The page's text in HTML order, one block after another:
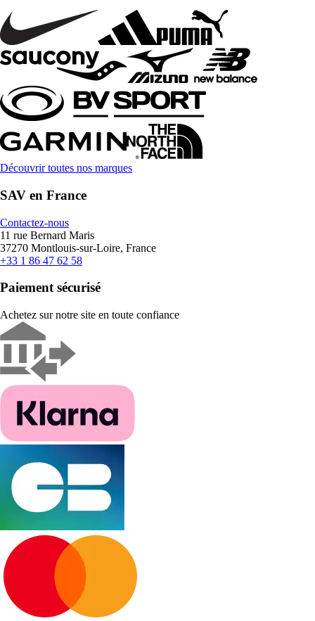
Découvrir toutes nos marques
SAV en France
Contactez-nous
11 rue Bernard Maris
37270 Montlouis-sur-Loire, France
+33 1 86 47 62 58
Paiement sécurisé
Achetez sur notre site en toute confiance